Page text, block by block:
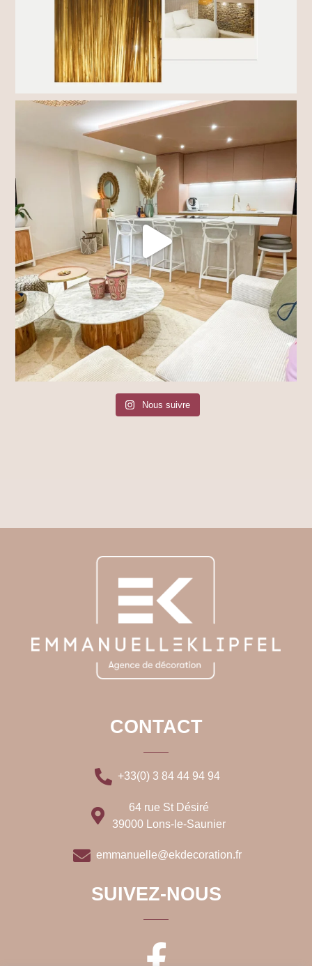
Nous suivre
CONTACT
+33(0) 3 84 44 94 94
64 rue St Désiré
39000 Lons-le-Saunier
emmanuelle@ekdecoration.fr
SUIVEZ-NOUS